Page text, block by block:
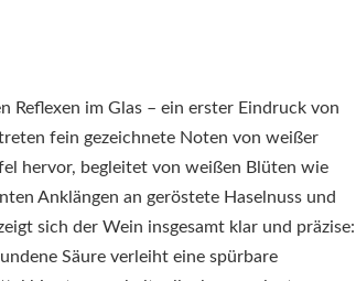
Reflexen im Glas – ein erster Eindruck von
fein gezeichnete Noten von wei­ßer
hervor, begleitet von weißen Blüten wie
Anklängen an geröstete Haselnuss und
sich der Wein insgesamt klar und präzise:
Säure verleiht eine spürbare